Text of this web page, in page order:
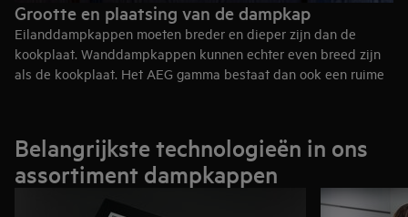
Grootte en plaatsing van de dampkap
Eilanddampkappen moeten breder en dieper zijn dan de
kookplaat. Wanddampkappen kunnen echter even breed zijn
als de kookplaat. Het AEG gamma bestaat dan ook een ruime
gewoonlijk tussen 40 en 75 cm. Voor gaskookplaten is vaak
een grotere afstand nodig.
Belangrijkste technologieën in ons
assortiment dampkappen